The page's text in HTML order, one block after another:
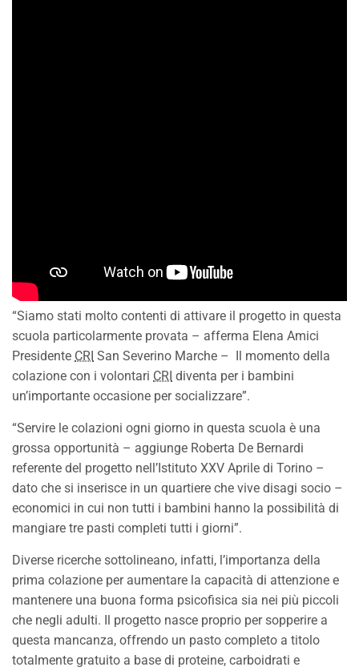
“Siamo stati molto contenti di attivare il progetto in questa
scuola particolarmente provata – afferma Elena Amici
Presidente CRI San Severino Marche – Il momento della
colazione con i volontari CRI diventa per i bambini
un’importante occasione per socializzare”.
“Servire le colazioni ogni giorno in questa scuola è una
grossa opportunità – aggiunge Roberta De Bernardi
referente del progetto nell’Istituto XXV Aprile di Torino –
dato che si inserisce in un quartiere che vive disagi socio –
economici in cui non tutti i bambini hanno la possibilità di
mangiare tre pasti completi tutti i giorni”.
Diverse ricerche sottolineano, infatti, l’importanza della
prima colazione per aumentare la capacità di attenzione e
mantenere una buona forma psicofisica sia nei più piccoli
che negli adulti. Il progetto nasce proprio per sopperire a
questa mancanza, offrendo un pasto completo a titolo
totalmente gratuito a base di proteine, carboidrati e